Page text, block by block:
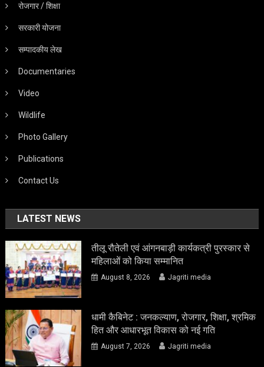
रोजगार / शिक्षा
सरकारी योजना
सम्पादकीय लेख
Documentaries
Video
Wildlife
Photo Gallery
Publications
Contact Us
LATEST NEWS
तीलू रौतेली एवं आंगनबाड़ी कार्यकत्री पुरस्कार से
महिलाओं को किया सम्मानित
August 8, 2026 Jagriti media
धामी कैबिनेट : जनकल्याण, रोजगार, शिक्षा, श्रमिक
हित और आधारभूत विकास को नई गति
August 7, 2026 Jagriti media